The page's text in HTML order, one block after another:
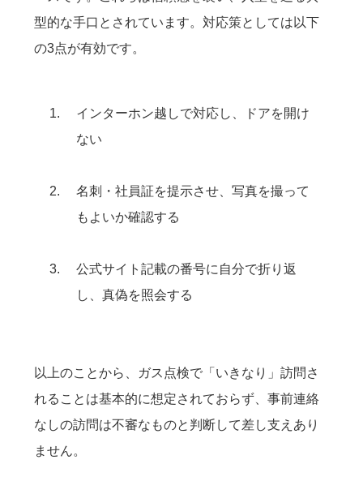
型的な手口とされています。対応策としては以下
の3点が有効です。
インターホン越しで対応し、ドアを開け
ない
名刺・社員証を提示させ、写真を撮って
もよいか確認する
公式サイト記載の番号に自分で折り返
し、真偽を照会する
以上のことから、ガス点検で「いきなり」訪問さ
れることは基本的に想定されておらず、事前連絡
なしの訪問は不審なものと判断して差し支えあり
ません。